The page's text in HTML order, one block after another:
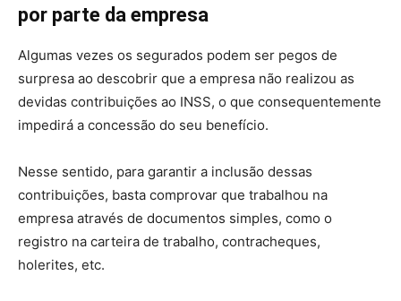
por parte da empresa
Algumas vezes os segurados podem ser pegos de
surpresa ao descobrir que a empresa não realizou as
devidas contribuições ao INSS, o que consequentemente
impedirá a concessão do seu benefício.
Nesse sentido, para garantir a inclusão dessas
contribuições, basta comprovar que trabalhou na
empresa através de documentos simples, como o
registro na carteira de trabalho, contracheques,
holerites, etc.